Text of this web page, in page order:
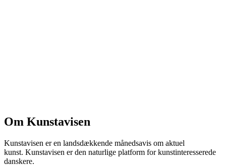
Om Kunstavisen
Kunstavisen er en landsdækkende månedsavis om aktuel
kunst. Kunstavisen er den naturlige platform for kunstinteresserede
danskere.